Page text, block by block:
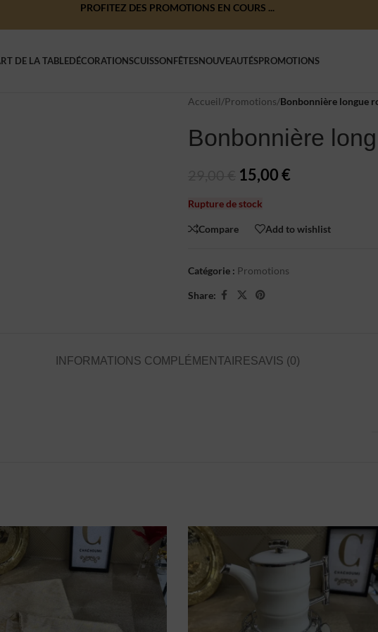
PROFITEZ DES PROMOTIONS EN COURS ...
DE LA TABLEDÉCORATIONSCUISSONFÊTESNOUVEAUTÉSPROMOTIONS
Accueil/Promotions/Bonbonnière longue
Bonbonnière
15,00€
Rupture de stock
Compare Add to wishlist
Catégorie : Promotions
Share:
INFORMATIONS COMPLÉMENTAIRESAVIS (0)